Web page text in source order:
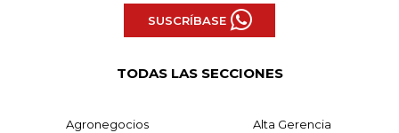
SUSCRÍBASE
TODAS LAS SECCIONES
Agronegocios Alta Gerencia